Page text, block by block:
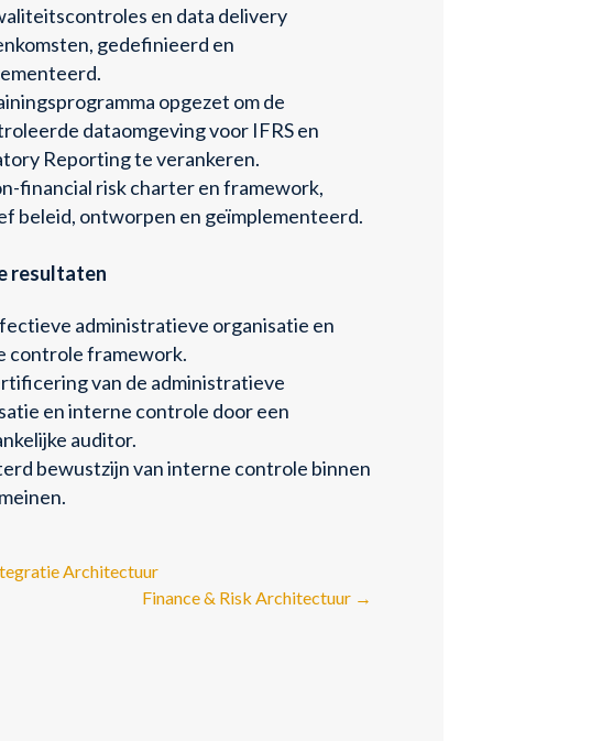
en data delivery
gedefinieerd en
opgezet om de
dataomgeving voor IFRS en
Reporting te verankeren.
financial risk charter en framework,
beleid, ontworpen en geïmplementeerd.
resultaten
administratieve organisatie en
controle framework.
van de administratieve
en interne controle door een
auditor.
bewustzijn van interne controle binnen
Architectuur
Finance & Risk Architectuur →